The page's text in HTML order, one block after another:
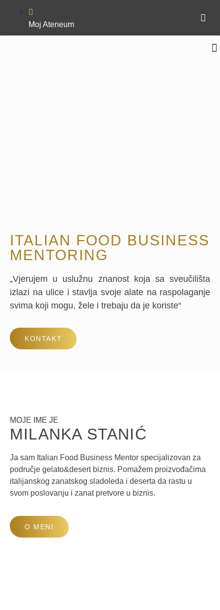
Moj Ateneum
ITALIAN FOOD BUSINESS
MENTORING
„Vjerujem u uslužnu znanost koja sa sveučilišta
izlazi na ulice i stavlja svoje alate na raspolaganje
svima koji mogu, žele i trebaju da je koriste“
KONTAKT
MOJE IME JE
MILANKA STANIĆ
Ja sam Italian Food Business Mentor specijalizovan za
područje gelato&desert biznis. Pomažem proizvođačima
italijanskog zanatskog sladoleda i deserta da rastu u
svom poslovanju i zanat pretvore u biznis.
O MENI